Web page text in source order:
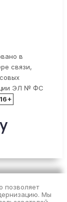
в
связи,
ЭЛ № ФС
16+
позволяет
Мы